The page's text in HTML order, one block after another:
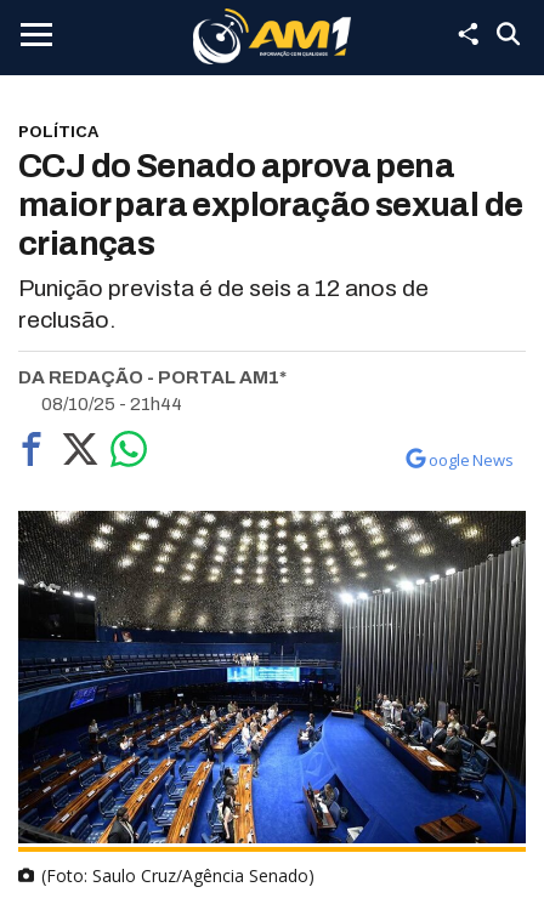
POLÍTICA
CCJ do Senado aprova pena
maior para exploração sexual de
crianças
Punição prevista é de seis a 12 anos de
reclusão.
DA REDAÇÃO - PORTAL AM1*
08/10/25 - 21h44
oogle News
(Foto: Saulo Cruz/Agência Senado)